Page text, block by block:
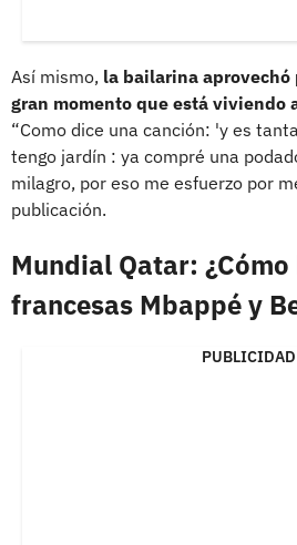
Así mismo, la bailarina aprovechó
gran momento que está viviendo
“Como dice una canción: 'y es
tengo jardín : ya compré una
milagro, por eso me esfuerzo por
publicación.
Mundial Qatar:
francesas Mbappé y
PUBLICIDAD